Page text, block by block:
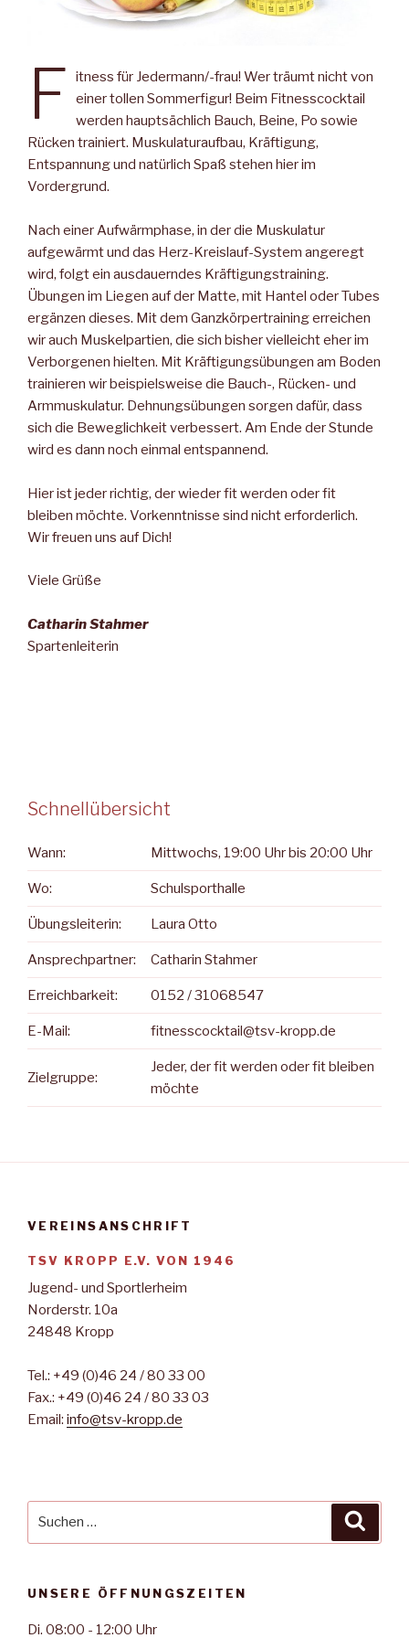
F
itness für Jedermann/-frau! Wer träumt nicht von
einer tollen Sommerfigur! Beim Fitnesscocktail
werden hauptsächlich Bauch, Beine, Po sowie
Rücken trainiert. Muskulaturaufbau, Kräftigung,
Entspannung und natürlich Spaß stehen hier im
Vordergrund.
Nach einer Aufwärmphase, in der die Muskulatur
aufgewärmt und das Herz-Kreislauf-System angeregt
wird, folgt ein ausdauerndes Kräftigungstraining.
Übungen im Liegen auf der Matte, mit Hantel oder Tubes
ergänzen dieses. Mit dem Ganzkörpertraining erreichen
wir auch Muskelpartien, die sich bisher vielleicht eher im
Verborgenen hielten. Mit Kräftigungsübungen am Boden
trainieren wir beispielsweise die Bauch-, Rücken- und
Armmuskulatur. Dehnungsübungen sorgen dafür, dass
sich die Beweglichkeit verbessert. Am Ende der Stunde
wird es dann noch einmal entspannend.
Hier ist jeder richtig, der wieder fit werden oder fit
bleiben möchte. Vorkenntnisse sind nicht erforderlich.
Wir freuen uns auf Dich!
Viele Grüße
Catharin Stahmer
Spartenleiterin
Schnellübersicht
Wann: Mittwochs, 19:00 Uhr bis 20:00 Uhr
Wo: Schulsporthalle
Übungsleiterin: Laura Otto
Ansprechpartner: Catharin Stahmer
Erreichbarkeit: 0152 / 31068547
E-Mail: fitnesscocktail@tsv-kropp.de
Zielgruppe:
Jeder, der fit werden oder fit bleiben
möchte
VEREINSANSCHRIFT
TSV KROPP E.V. VON 1946
Jugend- und Sportlerheim
Norderstr. 10a
24848 Kropp
Tel.: +49 (0)46 24 / 80 33 00
Fax.: +49 (0)46 24 / 80 33 03
Email: info@tsv-kropp.de
UNSERE ÖFFNUNGSZEITEN
Di. 08:00 - 12:00 Uhr